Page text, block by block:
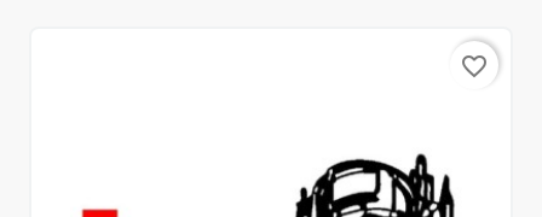
favorite_border